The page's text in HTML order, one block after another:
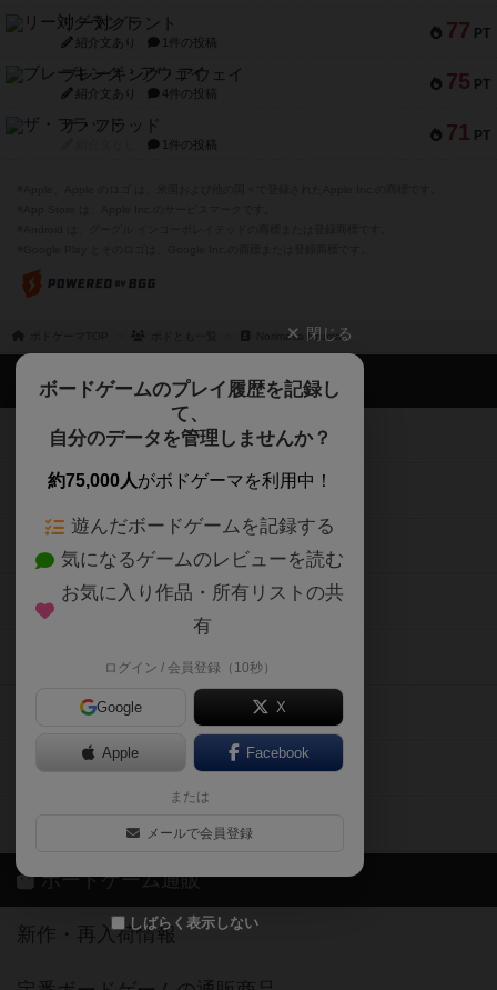
77 PT
リー対グラント
紹介文あり 1件の投稿
75 PT
ブレーキング・アウェイ
紹介文あり 4件の投稿
71 PT
ザ・フラッド
1件の投稿
Norimasa Azuma
閉じる
ボードゲームのプレイ履歴を記録し
て、
自分のデータを管理しませんか？
約75,000人がボドゲーマを利用中！
遊んだボードゲームを記録する
気になるゲームのレビューを読む
お気に入り作品・所有リストの共
有
ログイン / 会員登録（10秒）
Google X
Apple Facebook
または
メールで会員登録
しばらく表示しない
ボドゲーマTOP
ボードゲームを検索する
ボードゲームの新着レビュー
ボードゲーム会情報
メカニクス特集
掲示板・トピックス
ボドとも・会員一覧
ボードゲーム業界コラム
ボドゲーマご利用案内
ボードゲーム通販
新作・再入荷情報